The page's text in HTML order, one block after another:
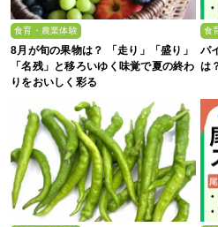
食育・農業体験
8月が旬の果物は？ 「走り」「盛り」
「名残」と移ろいゆく味覚で夏の終わ
りをおいしく彩る
食
パ
は